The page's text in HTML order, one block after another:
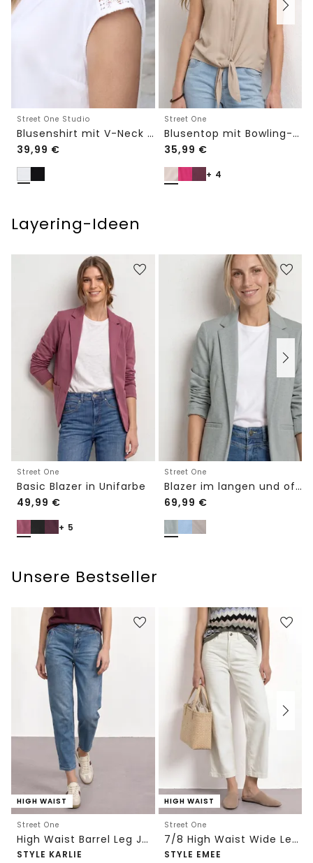
Street One Studio
Blusenshirt mit V-Neck und Spitze
39,99 €
Street One
Blusentop mit Bowling-Kragen und Knoten
35,99 €
+ 4
Layering-Ideen
Street One
Basic Blazer in Unifarbe
49,99 €
+ 5
Street One
Blazer im langen und offenen Schnitt
69,99 €
Unsere Bestseller
HIGH WAIST
Street One
High Waist Barrel Leg Jeans im Loose Fit
STYLE KARLIE
HIGH WAIST
Street One
7/8 High Waist Wide Leg Jeans im Loose Fit
STYLE EMEE